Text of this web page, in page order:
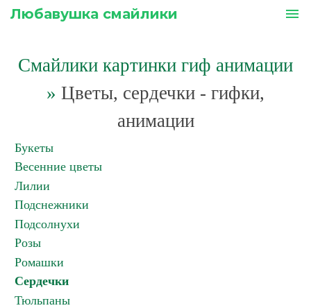
Любавушка смайлики menu
Смайлики картинки гиф анимации
» Цветы, сердечки - гифки,
анимации
Букеты
Весенние цветы
Лилии
Подснежники
Подсолнухи
Розы
Ромашки
Сердечки
Тюльпаны